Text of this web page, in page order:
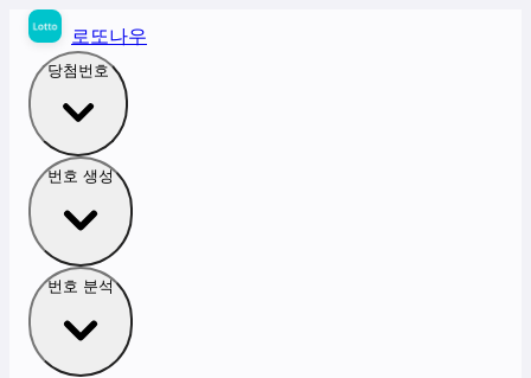
로또나우
당첨번호
번호 생성
번호 분석